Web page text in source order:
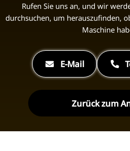
Rufen Sie uns an, und wir
durchsuchen, um herauszufinden,
Maschine
E-Mail
Zurück zum